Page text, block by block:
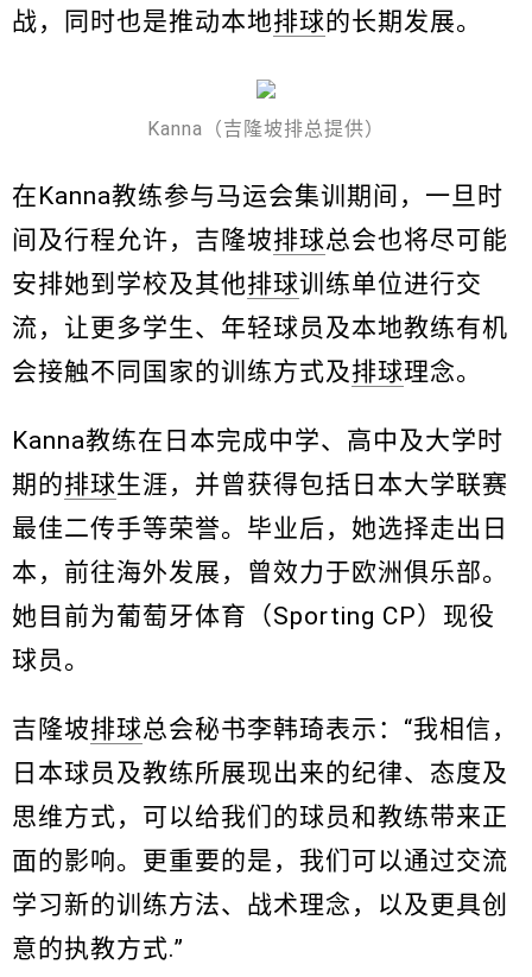
战，同时也是推动本地排球的长期发展。
Kanna（吉隆坡排总提供）
在Kanna教练参与马运会集训期间，一旦时
间及行程允许，吉隆坡排球总会也将尽可能
安排她到学校及其他排球训练单位进行交
流，让更多学生、年轻球员及本地教练有机
会接触不同国家的训练方式及排球理念。
Kanna教练在日本完成中学、高中及大学时
期的排球生涯，并曾获得包括日本大学联赛
最佳二传手等荣誉。毕业后，她选择走出日
本，前往海外发展，曾效力于欧洲俱乐部。
她目前为葡萄牙体育（Sporting CP）现役
球员。
吉隆坡排球总会秘书李韩琦表示：“我相信，
日本球员及教练所展现出来的纪律、态度及
思维方式，可以给我们的球员和教练带来正
面的影响。更重要的是，我们可以通过交流
学习新的训练方法、战术理念，以及更具创
意的执教方式.”